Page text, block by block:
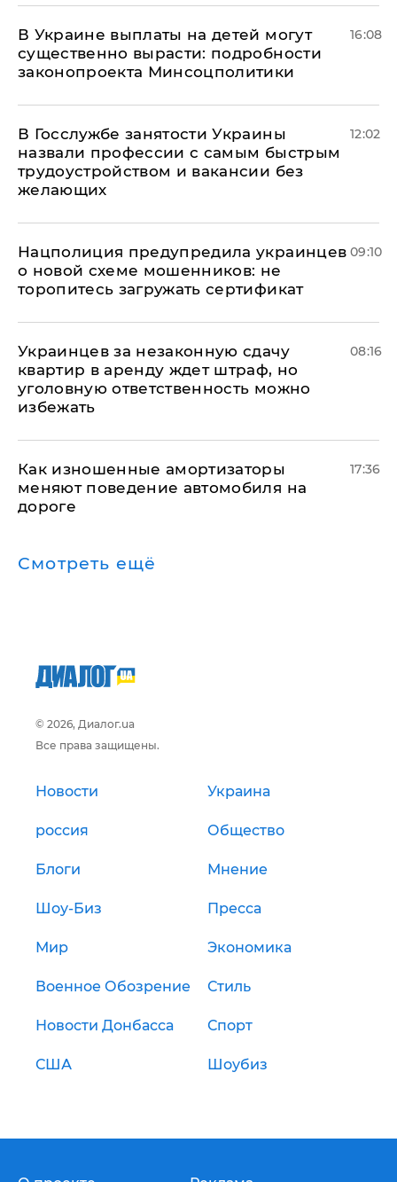
В Украине выплаты на детей могут
существенно вырасти: подробности
законопроекта Минсоцполитики
16:08
В Госслужбе занятости Украины
назвали профессии с самым быстрым
трудоустройством и вакансии без
желающих
12:02
Нацполиция предупредила украинцев
о новой схеме мошенников: не
торопитесь загружать сертификат
09:10
Украинцев за незаконную сдачу
квартир в аренду ждет штраф, но
уголовную ответственность можно
избежать
08:16
Как изношенные амортизаторы
меняют поведение автомобиля на
дороге
17:36
Смотреть ещё
© 2026, Диалог.ua
Все права защищены.
Новости Украина
россия Общество
Блоги Мнение
Шоу-Биз Пресса
Мир Экономика
Военное Обозрение Стиль
Новости Донбасса Спорт
США Шоубиз